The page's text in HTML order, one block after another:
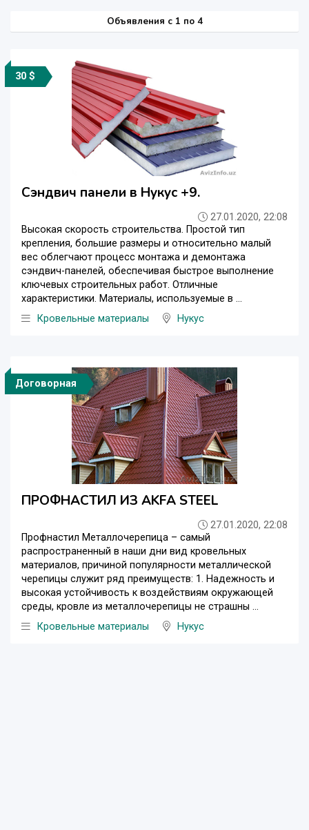
Объявления c 1 по 4
30 $
Сэндвич панели в Нукус +9.
27.01.2020, 22:08
Высокая скорость строительства. Простой тип
крепления, большие размеры и относительно малый
вес облегчают процесс монтажа и демонтажа
сэндвич-панелей, обеспечивая быстрое выполнение
ключевых строительных работ. Отличные
характеристики. Материалы, используемые в ...
Кровельные материалы
Нукус
Договорная
ПРОФНАСТИЛ ИЗ AKFA STEEL
27.01.2020, 22:08
Профнастил Металлочерепица – самый
распространенный в наши дни вид кровельных
материалов, причиной популярности металлической
черепицы служит ряд преимуществ: 1. Надежность и
высокая устойчивость к воздействиям окружающей
среды, кровле из металлочерепицы не страшны ...
Кровельные материалы
Нукус